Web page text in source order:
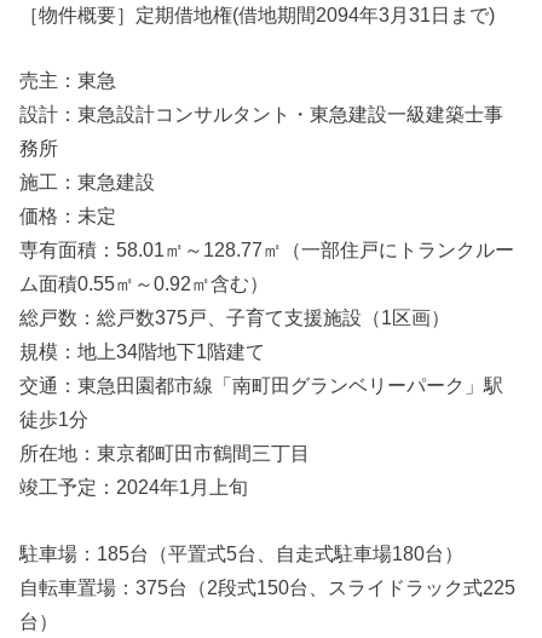
［物件概要］定期借地権(借地期間2094年3月31日まで)
売主：東急
設計：東急設計コンサルタント・東急建設一級建築士事
務所
施工：東急建設
価格：未定
専有面積：58.01㎡～128.77㎡（一部住戸にトランクルー
ム面積0.55㎡～0.92㎡含む）
総戸数：総戸数375戸、子育て支援施設（1区画）
規模：地上34階地下1階建て
交通：東急田園都市線「南町田グランベリーパーク」駅
徒歩1分
所在地：東京都町田市鶴間三丁目
竣工予定：2024年1月上旬
駐車場：185台（平置式5台、自走式駐車場180台）
自転車置場：375台（2段式150台、スライドラック式225
台）